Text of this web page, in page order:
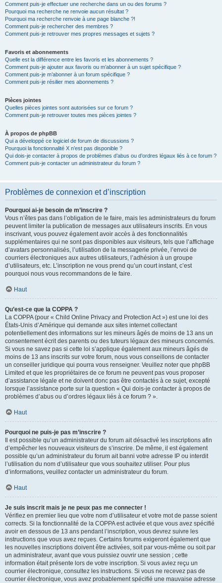
Comment puis-je effectuer une recherche dans un ou des forums ?
Pourquoi ma recherche ne renvoie aucun résultat ?
Pourquoi ma recherche renvoie à une page blanche ?!
Comment puis-je rechercher des membres ?
Comment puis-je retrouver mes propres messages et sujets ?
Favoris et abonnements
Quelle est la différence entre les favoris et les abonnements ?
Comment puis-je ajouter aux favoris ou m’abonner à un sujet spécifique ?
Comment puis-je m’abonner à un forum spécifique ?
Comment puis-je résilier mes abonnements ?
Pièces jointes
Quelles pièces jointes sont autorisées sur ce forum ?
Comment puis-je retrouver toutes mes pièces jointes ?
À propos de phpBB
Qui a développé ce logiciel de forum de discussions ?
Pourquoi la fonctionnalité X n’est pas disponible ?
Qui dois-je contacter à propos de problèmes d’abus ou d’ordres légaux liés à ce forum ?
Comment puis-je contacter un administrateur du forum ?
Problèmes de connexion et d’inscription
Pourquoi ai-je besoin de m’inscrire ?
Vous n’êtes pas dans l’obligation de le faire, mais les administrateurs du forum
peuvent limiter la publication de messages aux utilisateurs inscrits. En vous
inscrivant, vous pouvez également avoir accès à des fonctionnalités
supplémentaires qui ne sont pas disponibles aux visiteurs, tels que l’affichage
d’avatars personnalisés, l’utilisation de la messagerie privée, l’envoi de
courriers électroniques aux autres utilisateurs, l’adhésion à un groupe
d’utilisateurs, etc. L’inscription ne vous prend qu’un court instant, c’est
pourquoi nous vous recommandons de le faire.
Haut
Qu’est-ce que la COPPA ?
La COPPA (pour « Child Online Privacy and Protection Act ») est une loi des
États-Unis d’Amérique qui demande aux sites internet collectant
potentiellement des informations sur les mineurs âgés de moins de 13 ans un
consentement écrit des parents ou des tuteurs légaux des mineurs concernés.
Si vous ne savez pas si cette loi s’applique également aux mineurs âgés de
moins de 13 ans inscrits sur votre forum, nous vous conseillons de contacter
un conseiller juridique qui pourra vous renseigner. Veuillez noter que phpBB
Limited et que les propriétaires de ce forum ne peuvent pas vous proposer
d’assistance légale et ne doivent donc pas être contactés à ce sujet, excepté
lorsque l’assistance porte sur la question « Qui dois-je contacter à propos de
problèmes d’abus ou d’ordres légaux liés à ce forum ? ».
Haut
Pourquoi ne puis-je pas m’inscrire ?
Il est possible qu’un administrateur du forum ait désactivé les inscriptions afin
d’empêcher les nouveaux visiteurs de s’inscrire. De même, il est également
possible qu’un administrateur du forum ait banni votre adresse IP ou interdit
l’utilisation du nom d’utilisateur que vous souhaitez utiliser. Pour plus
d’informations, veuillez contacter un administrateur du forum.
Haut
Je suis inscrit mais je ne peux pas me connecter !
Vérifiez en premier lieu que votre nom d’utilisateur et votre mot de passe soient
corrects. Si la fonctionnalité de la COPPA est activée et que vous avez spécifié
avoir en dessous de 13 ans pendant l’inscription, vous devrez suivre les
instructions que vous avez reçues. Certains forums exigeront également que
les nouvelles inscriptions doivent être activées, soit par vous-même ou soit par
un administrateur, avant que vous puissiez ouvrir une session ; cette
information était présente lors de votre inscription. Si vous aviez reçu un
courrier électronique, consultez les instructions. Si vous ne recevez pas de
courrier électronique, vous avez probablement spécifié une mauvaise adresse